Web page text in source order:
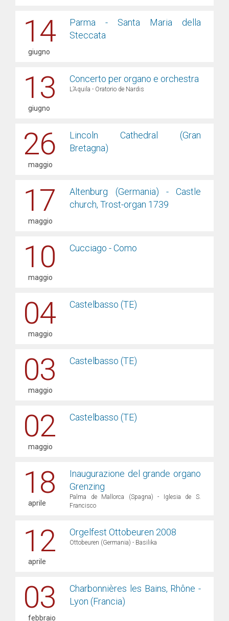
14
giugno
Parma - Santa Maria della
Steccata
13
giugno
Concerto per organo e orchestra
L’Aquila - Oratorio de Nardis
26
maggio
Lincoln Cathedral (Gran
Bretagna)
17
maggio
Altenburg (Germania) - Castle
church, Trost-organ 1739
10
maggio
Cucciago - Como
04
maggio
Castelbasso (TE)
03
maggio
Castelbasso (TE)
02
maggio
Castelbasso (TE)
18
aprile
Inaugurazione del grande organo
Grenzing
Palma de Mallorca (Spagna) - Iglesia de S.
Francisco
12
aprile
Orgelfest Ottobeuren 2008
Ottobeuren (Germania) - Basilika
03
febbraio
Charbonnières les Bains, Rhône -
Lyon (Francia)